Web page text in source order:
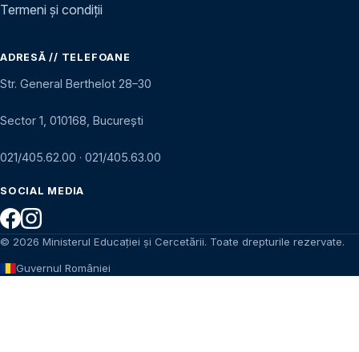
Termeni și condiții
ADRESĂ // TELEFOANE
Str. General Berthelot 28–30
Sector 1, 010168, București
021/405.62.00 · 021/405.63.00
SOCIAL MEDIA
© 2026 Ministerul Educației și Cercetării. Toate drepturile rezervate.
Guvernul României